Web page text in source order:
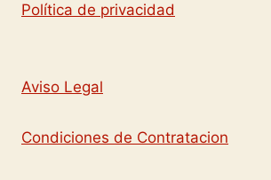
Política de privacidad
Aviso Legal
Condiciones de Contratacion